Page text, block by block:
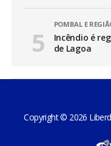
POMBAL E
Incêndio é
de Lagoa
Copyright © 2026